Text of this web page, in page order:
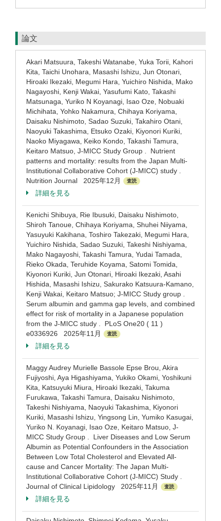
論文
Akari Matsuura, Takeshi Watanabe, Yuka Torii, Kahori
Kita, Taichi Unohara, Masashi Ishizu, Jun Otonari,
Hiroaki Ikezaki, Megumi Hara, Yuichiro Nishida, Mako
Nagayoshi, Kenji Wakai, Yasufumi Kato, Takashi
Matsunaga, Yuriko N Koyanagi, Isao Oze, Nobuaki
Michihata, Yohko Nakamura, Chihaya Koriyama,
Daisaku Nishimoto, Sadao Suzuki, Takahiro Otani,
Naoyuki Takashima, Etsuko Ozaki, Kiyonori Kuriki,
Naoko Miyagawa, Keiko Kondo, Takashi Tamura,
Keitaro Matsuo, J-MICC Study Group . Nutrient
patterns and mortality: results from the Japan Multi-
Institutional Collaborative Cohort (J-MICC) study .
Nutrition Journal 2025年12月
査読
詳細を見る
Kenichi Shibuya, Rie Ibusuki, Daisaku Nishimoto,
Shiroh Tanoue, Chihaya Koriyama, Shuhei Niiyama,
Yasuyuki Kakihana, Toshiro Takezaki, Megumi Hara,
Yuichiro Nishida, Sadao Suzuki, Takeshi Nishiyama,
Mako Nagayoshi, Takashi Tamura, Yudai Tamada,
Rieko Okada, Teruhide Koyama, Satomi Tomida,
Kiyonori Kuriki, Jun Otonari, Hiroaki Ikezaki, Asahi
Hishida, Masashi Ishizu, Sakurako Katsuura-Kamano,
Kenji Wakai, Keitaro Matsuo; J-MICC Study group .
Serum albumin and gamma gap levels, and combined
effect for risk of mortality in a Japanese population
from the J-MICC study . PLoS One20 ( 11 )
e0336926 2025年11月
査読
詳細を見る
Maggy Audrey Murielle Bassole Epse Brou, Akira
Fujiyoshi, Aya Higashiyama, Yukiko Okami, Yoshikuni
Kita, Katsuyuki Miura, Hiroaki Ikezaki, Takuma
Furukawa, Takashi Tamura, Daisaku Nishimoto,
Takeshi Nishiyama, Naoyuki Takashima, Kiyonori
Kuriki, Masashi Ishizu, Yingsong Lin, Yumiko Kasugai,
Yuriko N. Koyanagi, Isao Oze, Keitaro Matsuo, J-
MICC Study Group . Liver Diseases and Low Serum
Albumin as Potential Confounders in the Association
Between Low Total Cholesterol and Elevated All-
cause and Cancer Mortality: The Japan Multi-
Institutional Collaborative Cohort (J-MICC) Study .
Journal of Clinical Lipidology 2025年11月
査読
詳細を見る